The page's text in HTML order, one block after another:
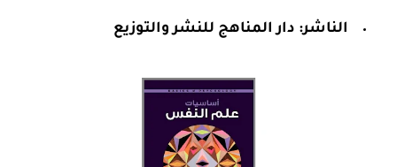
الناشر: دار المناهج للنشر والتوزيع